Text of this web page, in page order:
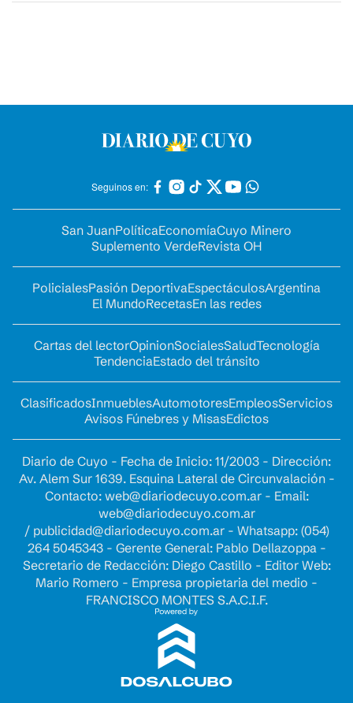
Seguinos en:
San JuanPolíticaEconomíaCuyo Minero
Suplemento VerdeRevista OH
PolicialesPasión DeportivaEspectáculosArgentina
El MundoRecetasEn las redes
Cartas del lectorOpinionSocialesSaludTecnología
TendenciaEstado del tránsito
ClasificadosInmueblesAutomotoresEmpleosServicios
Avisos Fúnebres y MisasEdictos
Diario de Cuyo - Fecha de Inicio: 11/2003 - Dirección:
Av. Alem Sur 1639. Esquina Lateral de Circunvalación -
Contacto: web@diariodecuyo.com.ar- Email:
web@diariodecuyo.com.ar
/ publicidad@diariodecuyo.com.ar- Whatsapp: (054)
264 5045343 - Gerente General: Pablo Dellazoppa -
Secretario de Redacción: Diego Castillo - Editor Web:
Mario Romero - Empresa propietaria del medio -
FRANCISCO MONTES S.A.C.I.F.